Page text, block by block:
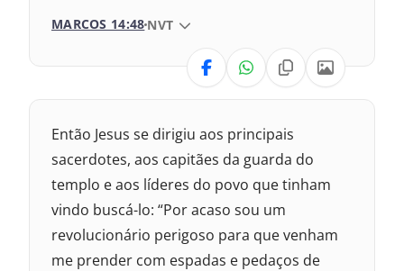
1969 – Almeida Revisada e Corrigida
1993 – Almeida Revisada e Atualizada
MARCOS 14:48 VERSÃO DA BÍBLIA
NVT
VERSÃO
2017 – Nova Almeida Atualizada
2009 – Almeida Revisada e Corrigida
1969 – Almeida Revisada e Corrigida
Então Jesus se dirigiu aos principais
sacerdotes, aos capitães da guarda do
templo e aos líderes do povo que tinham
vindo buscá-lo: “Por acaso sou um
revolucionário perigoso para que venham
me prender com espadas e pedaços de